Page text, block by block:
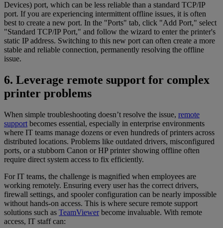
Devices) port, which can be less reliable than a standard TCP/IP
port. If you are experiencing intermittent offline issues, it is often
best to create a new port. In the "Ports" tab, click "Add Port," select
"Standard TCP/IP Port," and follow the wizard to enter the printer's
static IP address. Switching to this new port can often create a more
stable and reliable connection, permanently resolving the offline
issue.
6. Leverage remote support for complex
printer problems
When simple troubleshooting doesn’t resolve the issue, remote
support becomes essential, especially in enterprise environments
where IT teams manage dozens or even hundreds of printers across
distributed locations. Problems like outdated drivers, misconfigured
ports, or a stubborn Canon or HP printer showing offline often
require direct system access to fix efficiently.
For IT teams, the challenge is magnified when employees are
working remotely. Ensuring every user has the correct drivers,
firewall settings, and spooler configuration can be nearly impossible
without hands-on access. This is where secure remote support
solutions such as TeamViewerbecome invaluable. With remote
access, IT staff can: